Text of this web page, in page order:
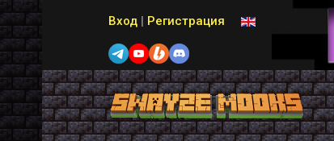
Вход | Регистрация Выберите язык